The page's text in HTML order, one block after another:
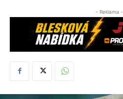
- Reklama -